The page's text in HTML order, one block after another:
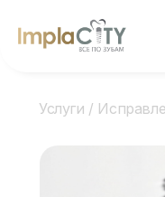
Услуги /